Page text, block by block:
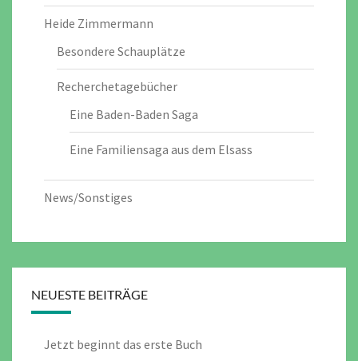
Heide Zimmermann
Besondere Schauplätze
Recherchetagebücher
Eine Baden-Baden Saga
Eine Familiensaga aus dem Elsass
News/Sonstiges
NEUESTE BEITRÄGE
Jetzt beginnt das erste Buch